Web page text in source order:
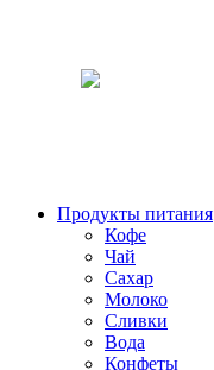
Продукты питания
Кофе
Чай
Сахар
Молоко
Сливки
Вода
Конфеты